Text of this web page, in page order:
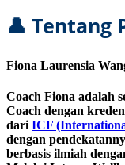
👤 Tentang
Fiona Laurensia
Coach Fiona adalah
Coach dengan
dari ICF
dengan
berbasis ilmiah